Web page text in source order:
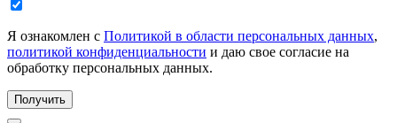
Я ознакомлен с Политикой в области персональных данных,
политикой конфиденциальности и даю свое согласие на
обработку персональных данных.
Получить